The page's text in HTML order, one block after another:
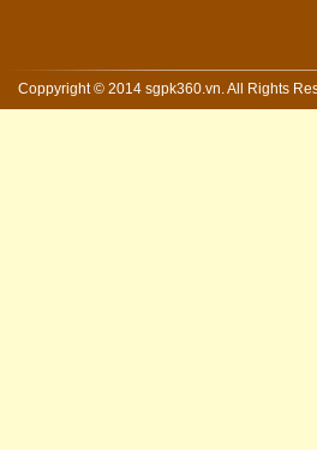
Coppyright © 2014 sgpk360.vn. All Rights